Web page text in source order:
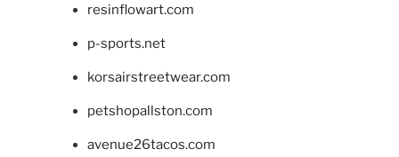
resinflowart.com
p-sports.net
korsairstreetwear.com
petshopallston.com
avenue26tacos.com